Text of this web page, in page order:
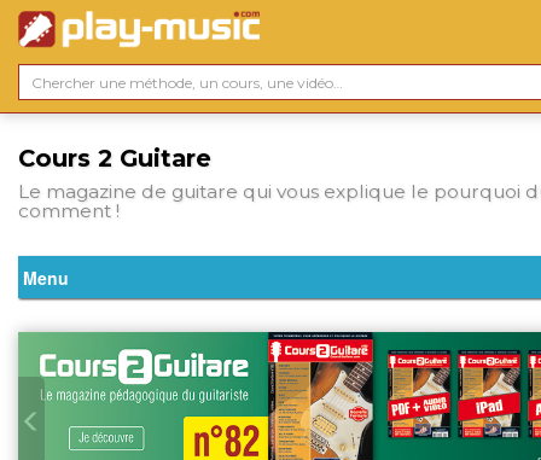
Cours 2 Guitare
Le magazine de guitare qui vous explique le pourquoi
comment !